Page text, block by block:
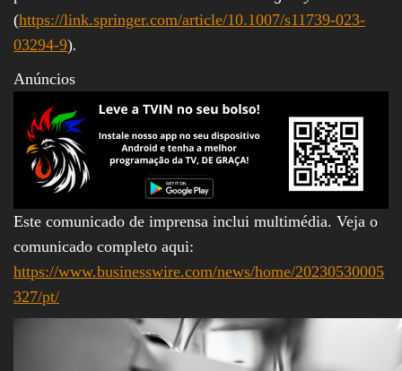
(https://link.springer.com/article/10.1007/s11739-023-
03294-9).
Anúncios
Este comunicado de imprensa inclui multimédia. Veja o
comunicado completo aqui:
https://www.businesswire.com/news/home/20230530005
327/pt/